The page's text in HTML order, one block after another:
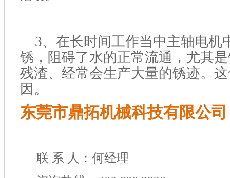
3、在长时间工作当中主轴电机
锈，阻碍了水的正常流通，尤其
残渣、经常会生产大量的锈迹。
因。
东莞市鼎拓机械科技有限公司
联 系 人：何经理